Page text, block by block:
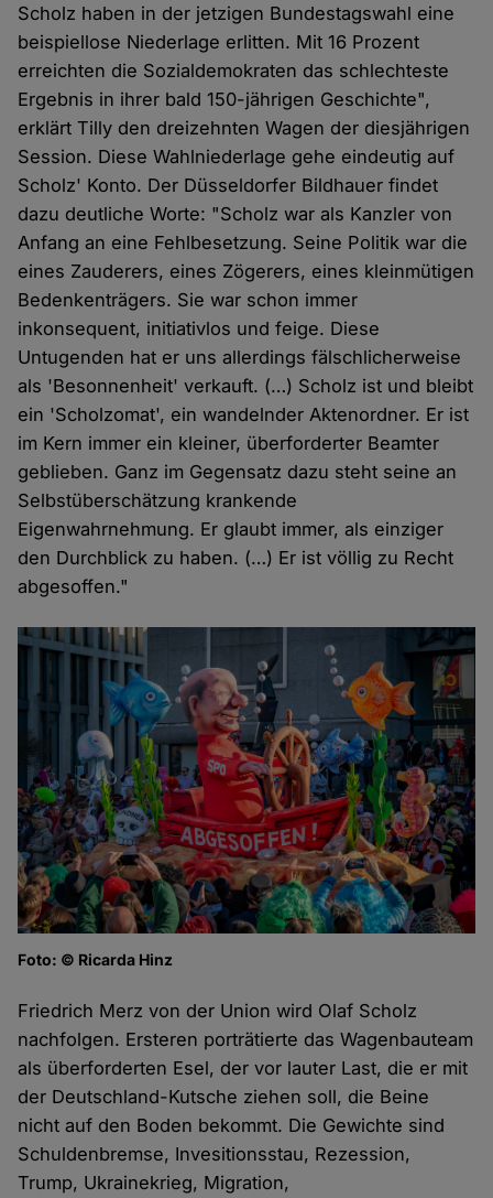
Scholz haben in der jetzigen Bundestagswahl eine
beispiellose Niederlage erlitten. Mit 16 Prozent
erreichten die Sozialdemokraten das schlechteste
Ergebnis in ihrer bald 150-jährigen Geschichte",
erklärt Tilly den dreizehnten Wagen der diesjährigen
Session. Diese Wahlniederlage gehe eindeutig auf
Scholz' Konto. Der Düsseldorfer Bildhauer findet
dazu deutliche Worte: "Scholz war als Kanzler von
Anfang an eine Fehlbesetzung. Seine Politik war die
eines Zauderers, eines Zögerers, eines kleinmütigen
Bedenkenträgers. Sie war schon immer
inkonsequent, initiativlos und feige. Diese
Untugenden hat er uns allerdings fälschlicherweise
als 'Besonnenheit' verkauft. (…) Scholz ist und bleibt
ein 'Scholzomat', ein wandelnder Aktenordner. Er ist
im Kern immer ein kleiner, überforderter Beamter
geblieben. Ganz im Gegensatz dazu steht seine an
Selbstüberschätzung krankende
Eigenwahrnehmung. Er glaubt immer, als einziger
den Durchblick zu haben. (…) Er ist völlig zu Recht
abgesoffen."
Foto: © Ricarda Hinz
Friedrich Merz von der Union wird Olaf Scholz
nachfolgen. Ersteren porträtierte das Wagenbauteam
als überforderten Esel, der vor lauter Last, die er mit
der Deutschland-Kutsche ziehen soll, die Beine
nicht auf den Boden bekommt. Die Gewichte sind
Schuldenbremse, Invesitionsstau, Rezession,
Trump, Ukrainekrieg, Migration,